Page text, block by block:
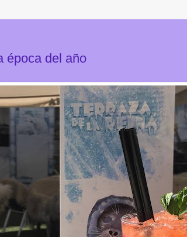
época del año